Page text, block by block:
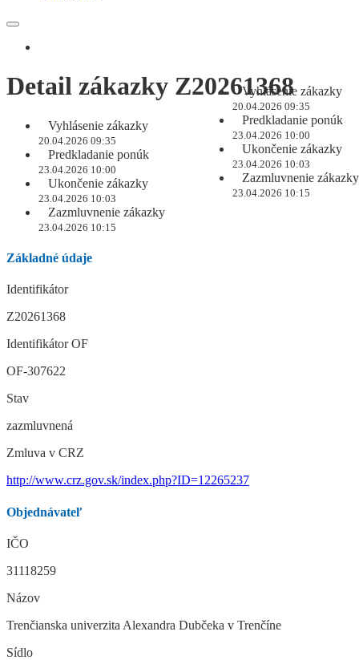
Vyhlásenie zákazky
20.04.2026 09:35
Predkladanie ponúk
23.04.2026 10:00
Ukončenie zákazky
23.04.2026 10:03
Zazmluvnenie zákazky
23.04.2026 10:15
Detail zákazky Z20261368
Vyhlásenie zákazky
20.04.2026 09:35
Predkladanie ponúk
23.04.2026 10:00
Ukončenie zákazky
23.04.2026 10:03
Zazmluvnenie zákazky
23.04.2026 10:15
Základné údaje
Identifikátor
Z20261368
Identifikátor OF
OF-307622
Stav
zazmluvnená
Zmluva v CRZ
http://www.crz.gov.sk/index.php?ID=12265237
Objednávateľ
IČO
31118259
Názov
Trenčianska univerzita Alexandra Dubčeka v Trenčíne
Sídlo